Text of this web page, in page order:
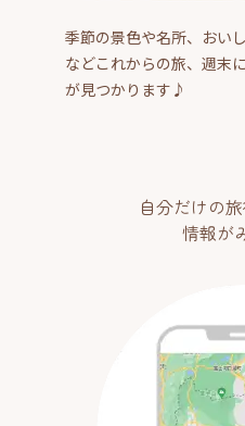
季節の景色や名所、おい
などこれからの旅、週末
が見つかります♪
自分だけの
情報が